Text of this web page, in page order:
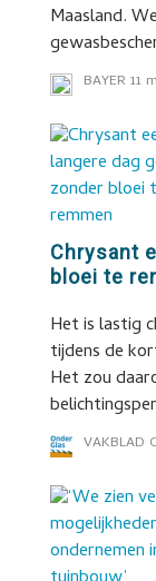
Maasland.
BAYER 11
Chrysant
bloei te
Het is lastig
tijdens de
Het zou
VAKBLAD